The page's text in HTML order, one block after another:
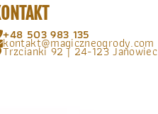
+48 503 983 135
kontakt@magiczneogrody.com
Trzcianki 92 | 24-123 Janowiec